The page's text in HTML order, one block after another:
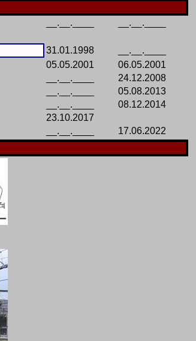
__.__.____
__.__.____
31.01.1998
__.__.____
05.05.2001
06.05.2001
__.__.____
24.12.2008
__.__.____
05.08.2013
__.__.____
08.12.2014
23.10.2017
__.__.____
17.06.2022